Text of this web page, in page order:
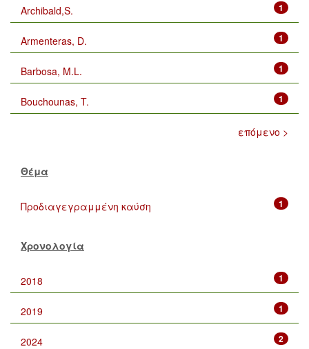
1
Archibald,S.
1
Armenteras, D.
1
Barbosa, M.L.
1
Bouchounas, T.
επόμενο >
Θέμα
1
Προδιαγεγραμμένη καύση
Χρονολογία
1
2018
1
2019
2
2024